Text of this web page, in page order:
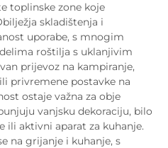
toplinske zone koje
skladištenja i
uporabe, s mnogim
roštilja s uklanjivim
prijevoz na kampiranje,
privremene postavke na
ostaje važna za obje
vanjsku dekoraciju, bilo
ili aktivni aparat za kuhanje.
na grijanje i kuhanje, s